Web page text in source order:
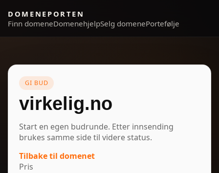
DOMENEPORTEN
Finn domeneDomenehjelpSelg domenePortefølje
GI BUD
virkelig.no
Start en egen budrunde. Etter innsending
brukes samme side til videre status.
Tilbake til domenet
Pris